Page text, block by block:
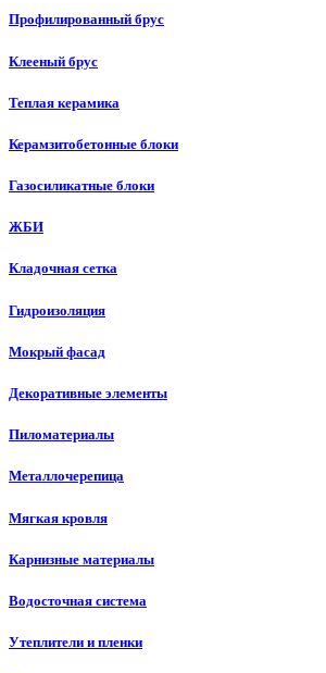
Профилированный брус
Клееный брус
Теплая керамика
Керамзитобетонные блоки
Газосиликатные блоки
ЖБИ
Кладочная сетка
Гидроизоляция
Мокрый фасад
Декоративные элементы
Пиломатериалы
Металлочерепица
Мягкая кровля
Карнизные материалы
Водосточная система
Утеплители и пленки